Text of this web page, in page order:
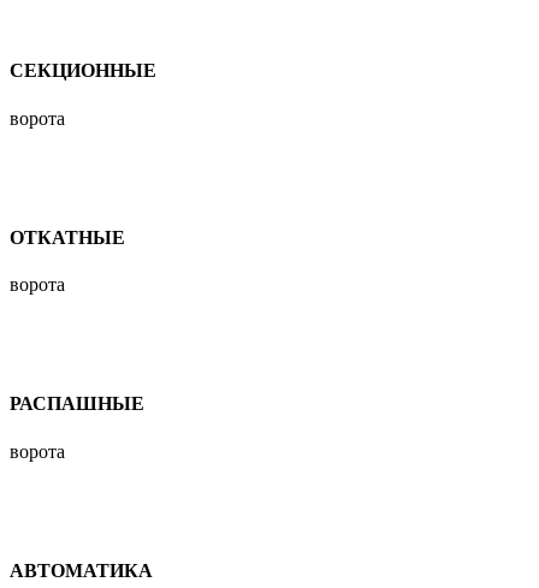
СЕКЦИОННЫЕ
ворота
ОТКАТНЫЕ
ворота
РАСПАШНЫЕ
ворота
АВТОМАТИКА